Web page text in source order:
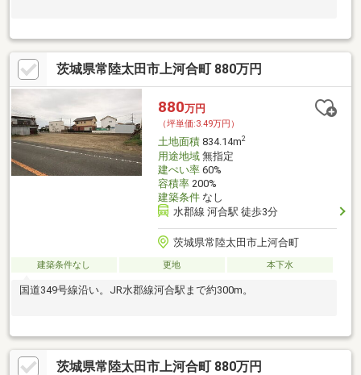
茨城県常陸太田市上河合町 880万円
880万円
（坪単価:3.49万円）
土地面積834.14m2
用途地域無指定
建ぺい率60%
容積率200%
建築条件なし
水郡線 河合駅 徒歩3分
茨城県常陸太田市上河合町
建築条件なし 更地 本下水
国道349号線沿い。JR水郡線河合駅まで約300m。
茨城県常陸太田市上河合町 880万円